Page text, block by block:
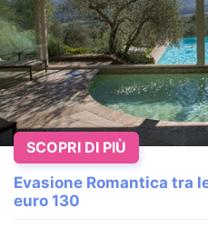
Evasione Romantica tra
euro 130
SCOPRI DI PIÙ